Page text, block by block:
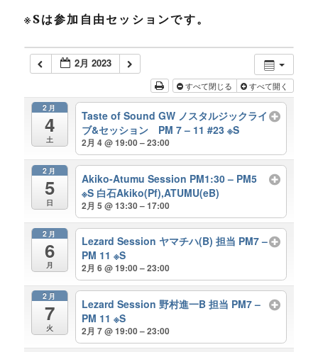
※Sは参加自由セッションです。
2月 2023
すべて閉じる すべて開く
2月
4
土
Taste of Sound GW ノスタルジックライ
ブ&セッション PM 7 – 11 #23 ※S
2月 4 @ 19:00 – 23:00
2月
5
日
Akiko-Atumu Session PM1:30 – PM5
※S 白石Akiko(Pf),ATUMU(eB)
2月 5 @ 13:30 – 17:00
2月
6
月
Lezard Session ヤマチハ(B) 担当 PM7 –
PM 11 ※S
2月 6 @ 19:00 – 23:00
2月
7
火
Lezard Session 野村進一B 担当 PM7 –
PM 11 ※S
2月 7 @ 19:00 – 23:00